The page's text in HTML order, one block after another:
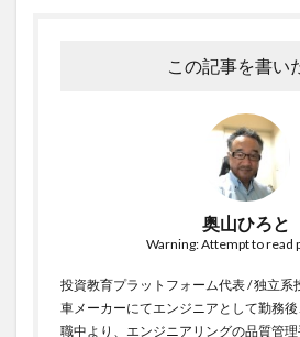
この記事を書い
奥山ひろと
Warning: Attempt to read
投資教育プラットフォーム代表 / 独立系
車メーカーにてエンジニアとして勤務
職中より、エンジニアリングの品質管